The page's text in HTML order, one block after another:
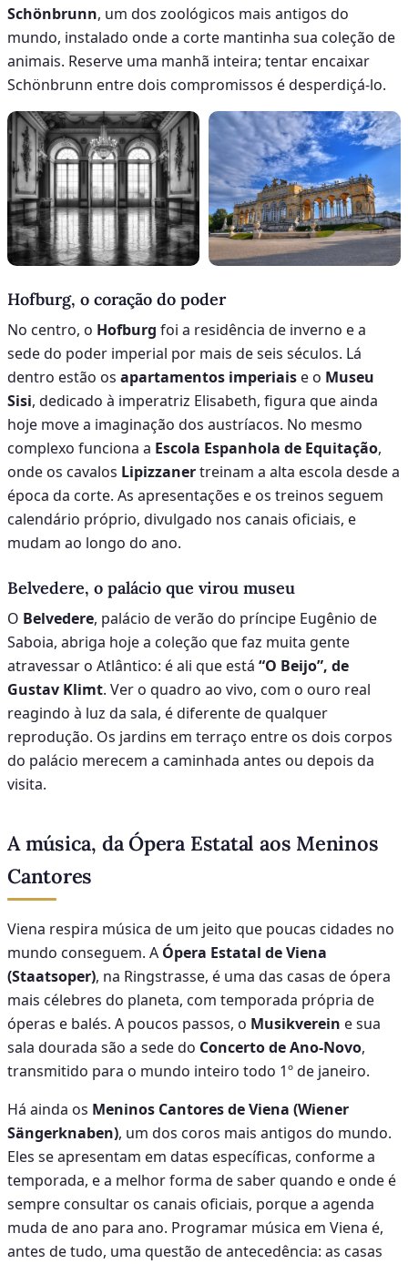
Schönbrunn, um dos zoológicos mais antigos do
mundo, instalado onde a corte mantinha sua coleção de
animais. Reserve uma manhã inteira; tentar encaixar
Schönbrunn entre dois compromissos é desperdiçá-lo.
Hofburg, o coração do poder
No centro, o Hofburg foi a residência de inverno e a
sede do poder imperial por mais de seis séculos. Lá
dentro estão os apartamentos imperiais e o Museu
Sisi, dedicado à imperatriz Elisabeth, figura que ainda
hoje move a imaginação dos austríacos. No mesmo
complexo funciona a Escola Espanhola de Equitação,
onde os cavalos Lipizzanertreinam a alta escola desde a
época da corte. As apresentações e os treinos seguem
calendário próprio, divulgado nos canais oficiais, e
mudam ao longo do ano.
Belvedere, o palácio que virou museu
O Belvedere, palácio de verão do príncipe Eugênio de
Saboia, abriga hoje a coleção que faz muita gente
atravessar o Atlântico: é ali que está “O Beijo”, de
Gustav Klimt. Ver o quadro ao vivo, com o ouro real
reagindo à luz da sala, é diferente de qualquer
reprodução. Os jardins em terraço entre os dois corpos
do palácio merecem a caminhada antes ou depois da
visita.
A música, da Ópera Estatal aos Meninos
Cantores
Viena respira música de um jeito que poucas cidades no
mundo conseguem. A Ópera Estatal de Viena
(Staatsoper), na Ringstrasse, é uma das casas de ópera
mais célebres do planeta, com temporada própria de
óperas e balés. A poucos passos, o Musikverein e sua
sala dourada são a sede do Concerto de Ano-Novo,
transmitido para o mundo inteiro todo 1º de janeiro.
Há ainda os Meninos Cantores de Viena (Wiener
Sängerknaben), um dos coros mais antigos do mundo.
Eles se apresentam em datas específicas, conforme a
temporada, e a melhor forma de saber quando e onde é
sempre consultar os canais oficiais, porque a agenda
muda de ano para ano. Programar música em Viena é,
antes de tudo, uma questão de antecedência: as casas